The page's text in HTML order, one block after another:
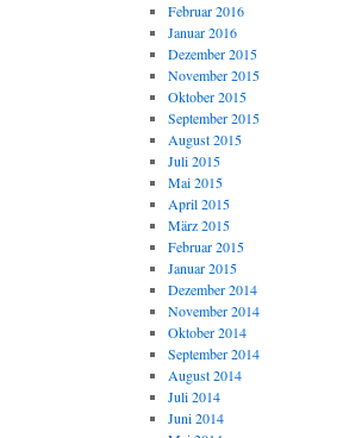
Februar 2016
Januar 2016
Dezember 2015
November 2015
Oktober 2015
September 2015
August 2015
Juli 2015
Mai 2015
April 2015
März 2015
Februar 2015
Januar 2015
Dezember 2014
November 2014
Oktober 2014
September 2014
August 2014
Juli 2014
Juni 2014